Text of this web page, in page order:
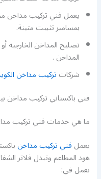
يعمل فني تركيب مداخن
بمسامير تثبيت متينة.
تصليح المداخن الخارجية
المداخن .
شركاتتركيب مداخن
فني باكستاني تركيب مداخن
ما هي خدمات فني تركيب
يعملفني تركيب مداخن
هود المطاعم وتبدل فلاتر
نعمل في: